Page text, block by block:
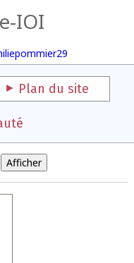
IOI
Plan du site